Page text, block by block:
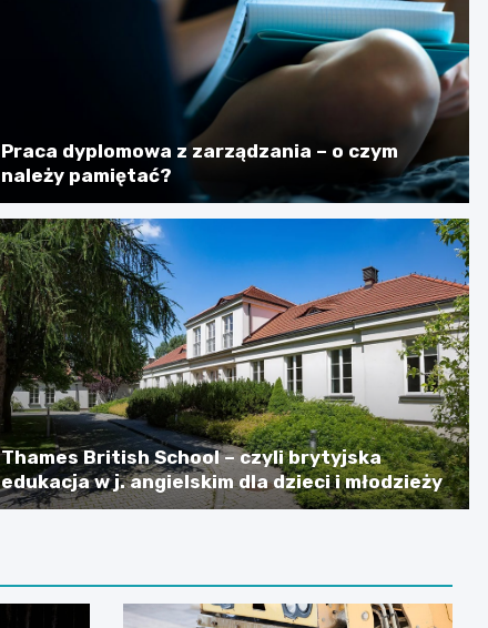
Praca dyplomowa z zarządzania – o czym
należy pamiętać?
Thames British School – czyli brytyjska
edukacja w j. angielskim dla dzieci i młodzieży